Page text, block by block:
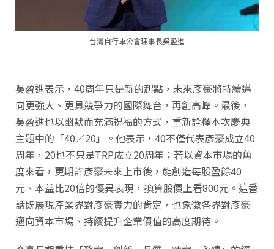
台灣自行車公會理事長吳盈進
吳盈進表示，40周年只是新的起點，未來彥豪將持續邁
向更強大、更具競爭力的國際舞台，再創高峰。最後，
吳盈進也以幽默而充滿祝福的方式，重新詮釋本次慶典
主題中的「40／20」。他表示，40不僅代表彥豪成立40
周年，20也不只是TRP成立20周年；若以資本市場的角
度來看，更期許彥豪未來上市後，能創造每股盈餘40
元、本益比20倍的優異表現，換算股價上看800元。這番
話既展現產業界對彥豪實力的肯定，也象徵各界對彥豪
邁向資本市場、持續提升企業價值的高度期待。